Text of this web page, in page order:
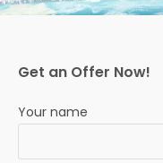
Get an Offer Now!
Your name